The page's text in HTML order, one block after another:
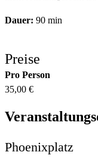
Dauer: 90 min
Preise
Pro Person
35,00 €
Phoenixplatz